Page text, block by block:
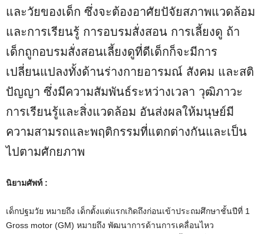
และวัยของเด็ก ซึ่งจะต้องอาศัยปัจัยสภาพแวดล้อม
และการเรียนรู้ การอบรมสั่งสอน การเลี้ยงดู ถ้า
เด็กถูกอบรมสั่งสอนเลี้ยงดูที่ดีเด็กก็จะมีการ
เปลี่ยนแปลงทั้งด้านร่างกายอารมณ์ สังคม และสติ
ปัญญา ซึ่งมีความสัมพันธ์ระหว่างเวลา วุฒิภาวะ
การเรียนรู้และสิ่งแวดล้อม อันส่งผลให้มนุษย์มี
ความสามรถและพฤติกรรมที่แตกต่างกันและเป็น
ไปตามศักยภาพ
นิยามศัพท์ :
เด็กปฐมวัย หมายถึง เด็กตั้งแต่แรกเกิดถึงก่อนเข้าประถมศึกษาชั้นปีที่ 1
Gross motor (GM) หมายถึง พัฒนาการด้านการเคลื่อนไหว